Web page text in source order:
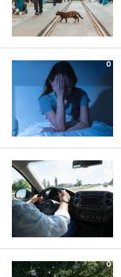
0
0
0